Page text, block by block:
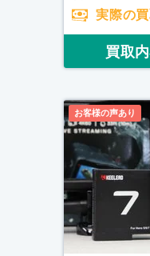
実際の
買取
お客様の声あり